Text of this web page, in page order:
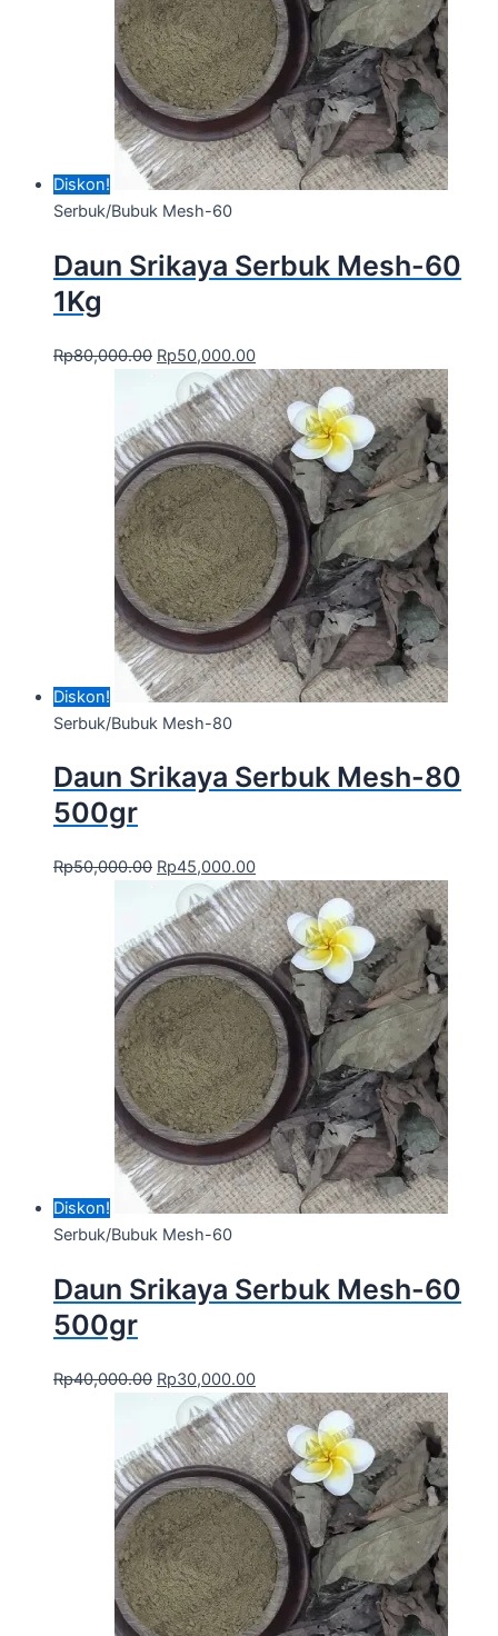
Diskon!
Serbuk/Bubuk Mesh-60
Daun Srikaya Serbuk Mesh-60
1Kg
Rp80,000.00 Rp50,000.00
Diskon!
Serbuk/Bubuk Mesh-80
Daun Srikaya Serbuk Mesh-80
500gr
Rp50,000.00 Rp45,000.00
Diskon!
Serbuk/Bubuk Mesh-60
Daun Srikaya Serbuk Mesh-60
500gr
Rp40,000.00 Rp30,000.00